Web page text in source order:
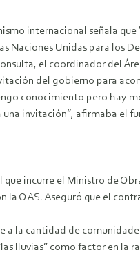
internacional señala
Naciones Unidas para los
el coordinador del
del gobierno para
conocimiento pero hay
invitación”, afirmaba el
que incurre el Ministro de
la OAS. Aseguró que el
a la cantidad de
lluvias” como factor en la